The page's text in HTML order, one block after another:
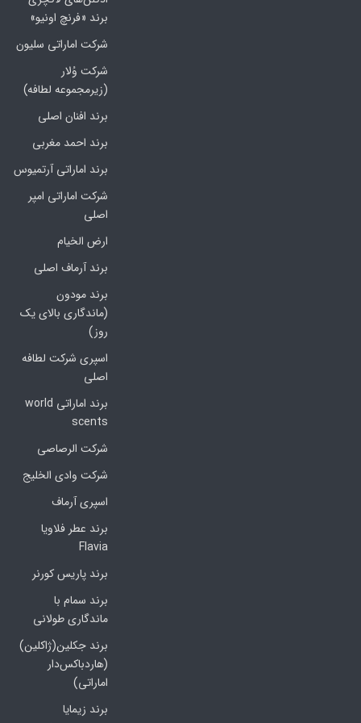
برند «فرنچ اونیو»
شرکت اماراتی سلیون
شرکت وُلار
(زیرمجموعه لطافه)
برند افنان اصلی
برند احمد مغربی
برند اماراتی آرتمیوس
شرکت اماراتی امپر
اصلی
ارض الخیام
برند آرماف اصلی
برند مودون
(ماندگاری بالای یک
روز)
اسپری شرکت لطافه
اصلی
برند اماراتی world
scents
شرکت الرصاصی
شرکت وادی الخلیج
اسپری آرماف
برند عطر فلاویا
Flavia
برند پاریس کورنر
برند سمام با
ماندگاری طولانی
برند جکلین(ژاکلین)
(هاردباکس‌دار
اماراتی)
برند زیمایا